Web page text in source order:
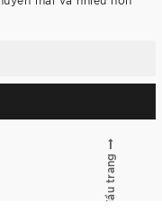
Lên đầu trang